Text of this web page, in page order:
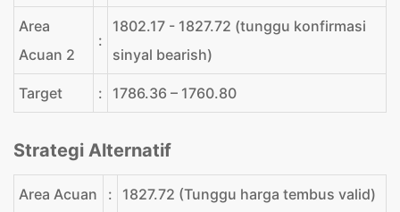
Area
Acuan 2
:
1802.17 - 1827.72 (tunggu konfirmasi
sinyal bearish)
Target : 1786.36 – 1760.80
Strategi Alternatif
Area Acuan : 1827.72 (Tunggu harga tembus valid)